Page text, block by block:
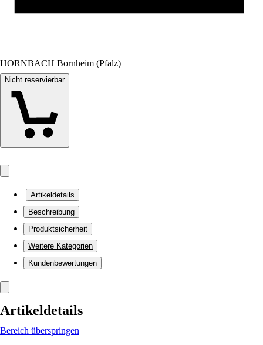
HORNBACH Bornheim (Pfalz)
Nicht reservierbar
Artikeldetails
Beschreibung
Produktsicherheit
Weitere Kategorien
Kundenbewertungen
Artikeldetails
Bereich überspringen